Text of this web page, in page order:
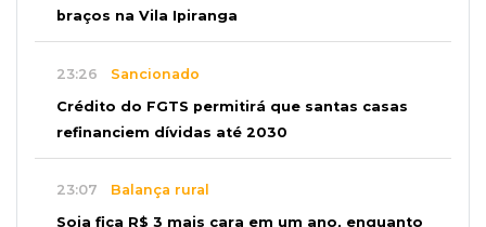
braços na Vila Ipiranga
23:26 Sancionado
Crédito do FGTS permitirá que santas casas
refinanciem dívidas até 2030
23:07 Balança rural
Soja fica R$ 3 mais cara em um ano, enquanto